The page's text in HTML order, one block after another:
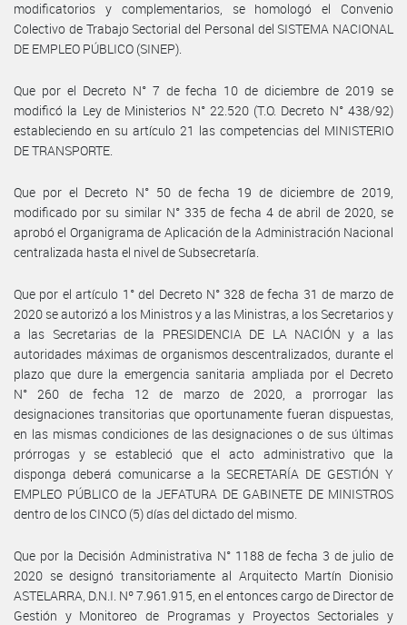
modificatorios y complementarios, se homologó el Convenio
Colectivo de Trabajo Sectorial del Personal del SISTEMA NACIONAL
DE EMPLEO PÚBLICO (SINEP).
Que por el Decreto N° 7 de fecha 10 de diciembre de 2019 se
modificó la Ley de Ministerios N° 22.520 (T.O. Decreto N° 438/92)
estableciendo en su artículo 21 las competencias del MINISTERIO
DE TRANSPORTE.
Que por el Decreto N° 50 de fecha 19 de diciembre de 2019,
modificado por su similar N° 335 de fecha 4 de abril de 2020, se
aprobó el Organigrama de Aplicación de la Administración Nacional
centralizada hasta el nivel de Subsecretaría.
Que por el artículo 1° del Decreto N° 328 de fecha 31 de marzo de
2020 se autorizó a los Ministros y a las Ministras, a los Secretarios y
a las Secretarias de la PRESIDENCIA DE LA NACIÓN y a las
autoridades máximas de organismos descentralizados, durante el
plazo que dure la emergencia sanitaria ampliada por el Decreto
N° 260 de fecha 12 de marzo de 2020, a prorrogar las
designaciones transitorias que oportunamente fueran dispuestas,
en las mismas condiciones de las designaciones o de sus últimas
prórrogas y se estableció que el acto administrativo que la
disponga deberá comunicarse a la SECRETARÍA DE GESTIÓN Y
EMPLEO PÚBLICO de la JEFATURA DE GABINETE DE MINISTROS
dentro de los CINCO (5) días del dictado del mismo.
Que por la Decisión Administrativa N° 1188 de fecha 3 de julio de
2020 se designó transitoriamente al Arquitecto Martín Dionisio
ASTELARRA, D.N.I. Nº 7.961.915, en el entonces cargo de Director de
Gestión y Monitoreo de Programas y Proyectos Sectoriales y